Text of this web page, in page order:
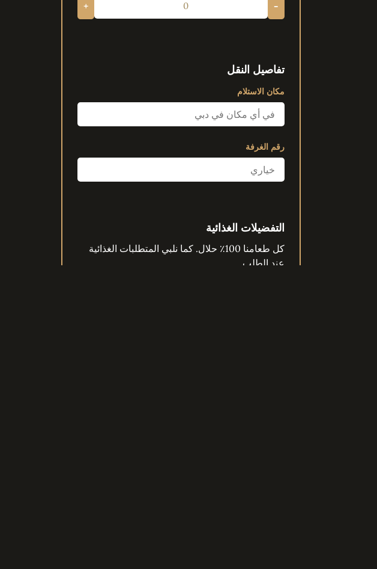
-
+
تفاصيل النقل
مكان الاستلام
رقم الغرفة
التفضيلات الغذائية
كل طعامنا 100٪ حلال. كما نلبي المتطلبات الغذائية
عند الطلب.